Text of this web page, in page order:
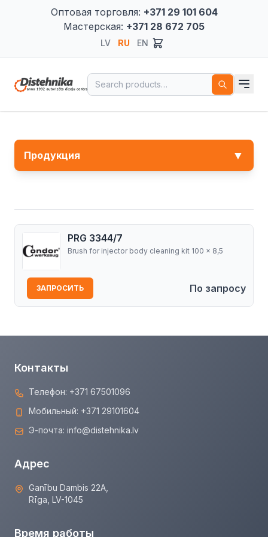
Оптовая торговля: +371 29 101 604
Мастерская: +371 28 672 705
LV RU EN
Search for:
Продукция ▼
PRG 3344/7
Brush for injector body cleaning kit 100 x 8,5
По запросу
ЗАПРОСИТЬ
Контакты
Телефон: +371 67501096
Мобильный: +371 29101604
Э-почта: info@distehnika.lv
Адрес
Ganību Dambis 22A,
Rīga, LV-1045
Время работы